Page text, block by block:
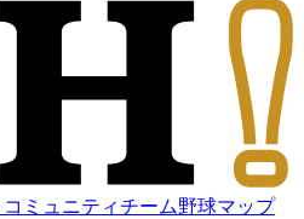
コミュニティチーム野球マップ